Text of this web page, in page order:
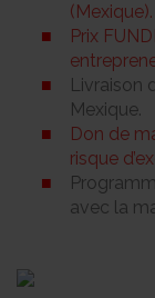
(Mexique).
Prix
Livraison
Mexique.
Don de
risque
avec la